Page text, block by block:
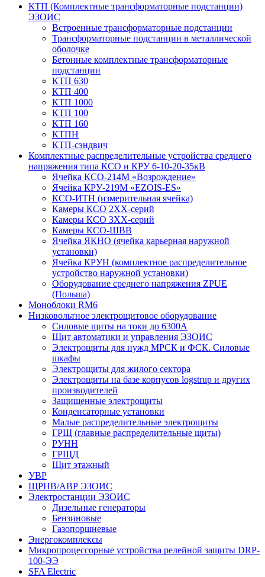
КТП (Комплектные трансформаторные подстанции)
ЭЗОИС
Встроенные трансформаторные подстанции
Трансформаторные подстанции в металлической
оболочке
Бетонные комплектные трансформаторные
подстанции
КТП 630
КТП 400
КТП 1000
КТП 100
КТП 160
КТПН
КТП-сэндвич
Комплектные распределительные устройства среднего
напряжения типа КСО и КРУ 6-10-20-35кВ
Ячейка КСО-214М «Возрождение»
Ячейка КРУ-219М «EZOIS-ES»
КСО-ИТН (измерительная ячейка)
Камеры КСО 2ХХ-серий
Камеры КСО 3ХХ-серий
Камеры КСО-ШВВ
Ячейка ЯКНО (ячейка карьерная наружной
установки)
Ячейка КРУН (комплектное распределительное
устройство наружной установки)
Оборудование среднего напряжения ZPUE
(Польша)
Моноблоки RM6
Низковольтное электрощитовое оборудование
Силовые щиты на токи до 6300А
Щит автоматики и управления ЭЗОИС
Электрощиты для нужд МРСК и ФСК. Силовые
шкафы
Электрощиты для жилого сектора
Электрощиты на базе корпусов logstrup и других
производителей
Защищенные электрощиты
Конденсаторные установки
Малые распределительные электрощиты
ГРЩ (главные распределительные щиты)
РУНН
ГРЩД
Щит этажный
УВР
ЩРНВ/АВР ЭЗОИС
Электростанции ЭЗОИС
Дизельные генераторы
Бензиновые
Газопоршневые
Энергокомплексы
Микропроцессорные устройства релейной защиты DRP-
100-ЭЭ
SFA Electric